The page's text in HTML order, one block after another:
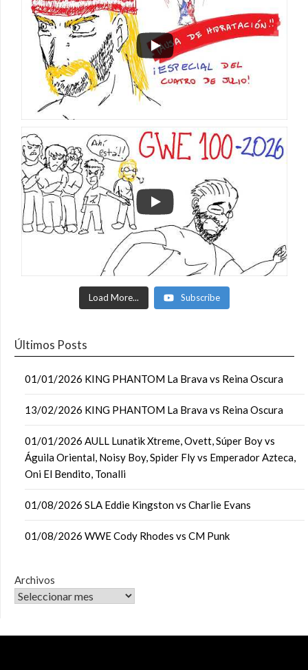
Load More... Subscribe
Últimos Posts
01/01/2026 KING PHANTOM La Brava vs Reina Oscura
13/02/2026 KING PHANTOM La Brava vs Reina Oscura
01/01/2026 AULL Lunatik Xtreme, Ovett, Súper Boy vs
Águila Oriental, Noisy Boy, Spider Fly vs Emperador Azteca,
Oni El Bendito, Tonalli
01/08/2026 SLA Eddie Kingston vs Charlie Evans
01/08/2026 WWE Cody Rhodes vs CM Punk
Archivos